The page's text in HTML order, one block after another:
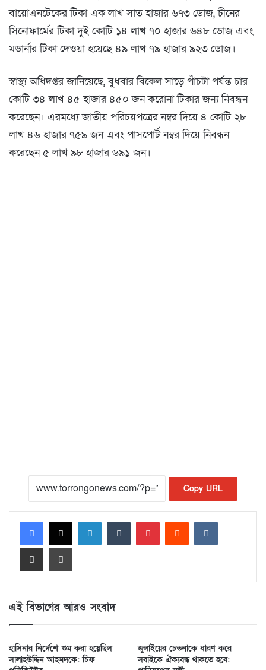
বায়োএনটেকের টিকা এক লাখ সাত হাজার ৬৭৩ ডোজ, চীনের
সিনোফার্মের টিকা দুই কোটি ১৪ লাখ ৭০ হাজার ৬৪৮ ডোজ এবং
মডার্নার টিকা দেওয়া হয়েছে ৪৯ লাখ ৭৯ হাজার ৯২৩ ডোজ।
স্বাস্থ্য অধিদপ্তর জানিয়েছে, বুধবার বিকেল সাড়ে পাঁচটা পর্যন্ত চার
কোটি ৩৪ লাখ ৪৫ হাজার ৪৫০ জন করোনা টিকার জন্য নিবন্ধন
করেছেন। এরমধ্যে জাতীয় পরিচয়পত্রের নম্বর দিয়ে ৪ কোটি ২৮
লাখ ৪৬ হাজার ৭৫৯ জন এবং পাসপোর্ট নম্বর দিয়ে নিবন্ধন
করেছেন ৫ লাখ ৯৮ হাজার ৬৯১ জন।
Copy URL
LinkedIn
এই বিভাগের আরও সংবাদ
হাসিনার নির্দেশে গুম করা হয়েছিল
সালাহউদ্দিন আহমদকে: চিফ
জুলাইয়ের চেতনাকে ধারণ করে
সবাইকে ঐক্যবদ্ধ থাকতে হবে: